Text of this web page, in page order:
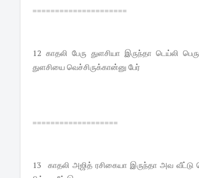
=====================
12 காதலி பேரு துளசியா இருந்தா டெய்லி
துளசியை வெச்சிருக்கான்னு பேர்
===================
13 காதலி அஜித் ரசிகையா இருந்தா அவ வீட்டு